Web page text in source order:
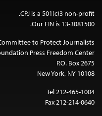
CPJ is a 501(c)3 non-profit.
Our EIN is 13-3081500.
to Protect Journalists
Press Freedom Center
P.O. Box 2675
New York, NY 10108
Tel 212-465-1004
Fax 212-214-0640